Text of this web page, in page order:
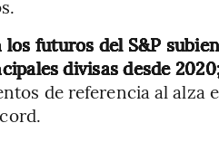
futuros del S&P
divisas desde
de referencia al alza